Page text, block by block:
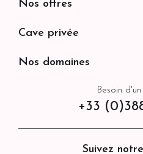
Besoin
+33
Suivez
Nos offres
Cave privée
Nos domaines